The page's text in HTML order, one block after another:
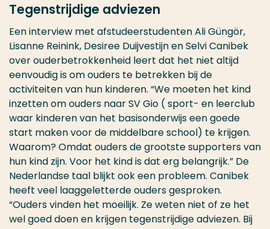
Tegenstrijdige adviezen
Een interview met afstudeerstudenten Ali Güngör,
Lisanne Reinink, Desiree Duijvestijn en Selvi Canibek
over ouderbetrokkenheid leert dat het niet altijd
eenvoudig is om ouders te betrekken bij de
activiteiten van hun kinderen. “We moeten het kind
inzetten om ouders naar SV Gio ( sport- en leerclub
waar kinderen van het basisonderwijs een goede
start maken voor de middelbare school) te krijgen.
Waarom? Omdat ouders de grootste supporters van
hun kind zijn. Voor het kind is dat erg belangrijk.” De
Nederlandse taal blijkt ook een probleem. Canibek
heeft veel laaggeletterde ouders gesproken.
“Ouders vinden het moeilijk. Ze weten niet of ze het
wel goed doen en krijgen tegenstrijdige adviezen. Bij